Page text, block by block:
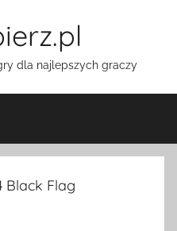
dla najlepszych graczy
Black Flag